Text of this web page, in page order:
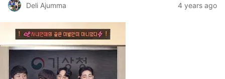
Deli Ajumma 4 years ago